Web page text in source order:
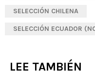
SELECCIÓN CHILENA
SELECCIÓN ECUADOR
LEE TAMBIÉN